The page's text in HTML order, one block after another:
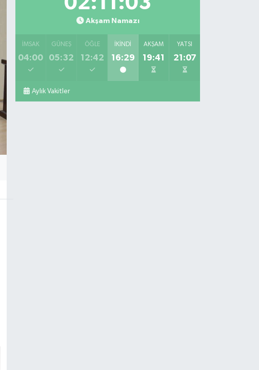
Akşam Namazı
İMSAK
04:00
GÜNEŞ
05:32
ÖĞLE
12:42
İKINDI
16:29
AKŞAM
19:41
YATSI
21:07
Aylık Vakitler